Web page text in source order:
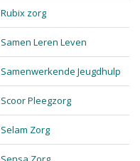
Rubix zorg
Samen Leren Leven
Samenwerkende Jeugdhulp
Scoor Pleegzorg
Selam Zorg